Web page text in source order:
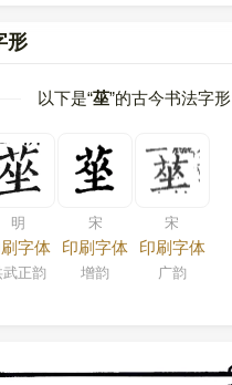
形
以下是“莝”的古今书法字形
明
字体
武正韵
宋
印刷字体
增韵
宋
印刷字体
广韵